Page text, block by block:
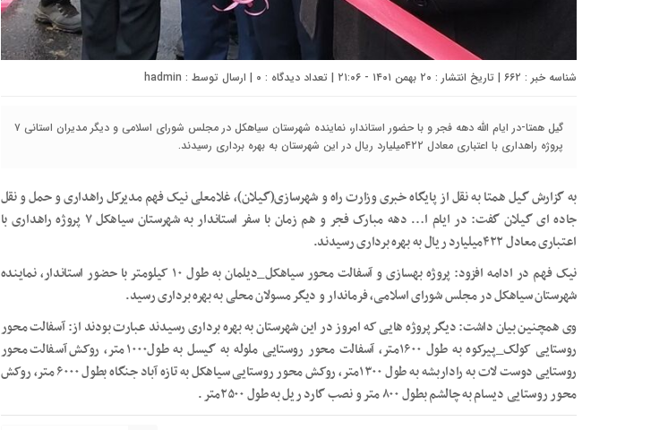
شناسه خبر : ۶۶۲ | تاریخ انتشار : ۲۰ بهمن ۱۴۰۱ - ۲۱:۰۶ | تعداد دیدگاه : ۰ | ارسال توسط : hadmin
گیل همتا-در ایام الله دهه فجر و با حضور استاندار، نماینده شهرستان سیاهکل در مجلس شورای اسلامی و دیگر مدیران استانی ۷
پروژه راهداری با اعتباری معادل ۴۲۲میلیارد ریال در این شهرستان به بهره برداری رسیدند.
به گزارش گیل همتا به نقل از پایگاه خبری وزارت راه و شهرسازی(گیلان)، غلامعلی نیک فهم مدیرکل راهداری و حمل و نقل
جاده ای گیلان گفت: در ایام ا… دهه مبارک فجر و هم زمان با سفر استاندار به شهرستان سیاهکل ۷ پروژه راهداری با
اعتباری معادل ۴۲۲میلیارد ریال به بهره برداری رسیدند.
نیک فهم در ادامه افزود: پروژه بهسازی و آسفالت محور سیاهکل_دیلمان به طول ۱۰ کیلومتر با حضور استاندار، نماینده
شهرستان سیاهکل در مجلس شورای اسلامی، فرماندار و دیگر مسولان محلی به بهره برداری رسید.
وی همچنین بیان داشت: دیگر پروژه هایی که امروز در این شهرستان به بهره برداری رسیدند عبارت بودند از: آسفالت محور
روستایی کولک_پیرکوه به طول ۱۶۰۰متر، آسفالت محور روستایی ملوله به گیسل به طول۱۰۰۰متر، روکش آسفالت محور
روستایی دوست لات به راداربشه به طول ۱۳۰۰متر، روکش محور روستایی سیاهکل به تازه آباد جنگاه بطول ۶۰۰۰ متر، روکش
محور روستایی دیسام به چالشم بطول ۸۰۰ متر و نصب گارد ریل به طول ۲۵۰۰متر .